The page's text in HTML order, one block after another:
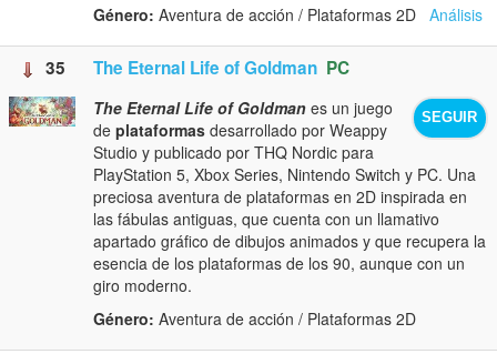
Género: Aventura de acción / Plataformas 2D Análisis
35 The Eternal Life of Goldman PC
SEGUIR
The Eternal Life of Goldman es un juego
de plataformas desarrollado por Weappy
Studio y publicado por THQ Nordic para
PlayStation 5, Xbox Series, Nintendo Switch y PC. Una
preciosa aventura de plataformas en 2D inspirada en
las fábulas antiguas, que cuenta con un llamativo
apartado gráfico de dibujos animados y que recupera la
esencia de los plataformas de los 90, aunque con un
giro moderno.
Género: Aventura de acción / Plataformas 2D